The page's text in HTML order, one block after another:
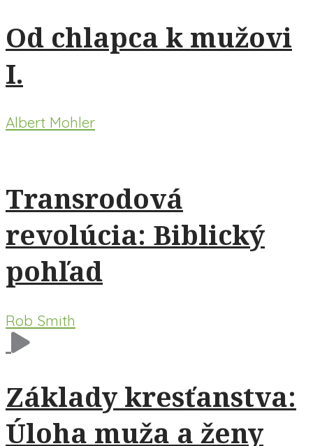
Od chlapca k mužovi
I.
Albert Mohler
Transrodová
revolúcia: Biblický
pohľad
Rob Smith
Základy kresťanstva:
Úloha muža a ženy